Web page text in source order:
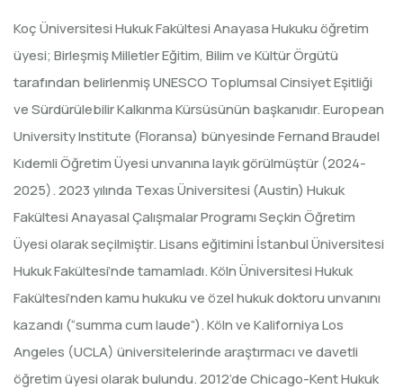
Koç Üniversitesi Hukuk Fakültesi Anayasa Hukuku öğretim
üyesi; Birleşmiş Milletler Eğitim, Bilim ve Kültür Örgütü
tarafından belirlenmiş UNESCO Toplumsal Cinsiyet Eşitliği
ve Sürdürülebilir Kalkınma Kürsüsünün başkanıdır. European
University Institute (Floransa) bünyesinde Fernand Braudel
Kıdemli Öğretim Üyesi unvanına layık görülmüştür (2024-
2025). 2023 yılında Texas Üniversitesi (Austin) Hukuk
Fakültesi Anayasal Çalışmalar Programı Seçkin Öğretim
Üyesi olarak seçilmiştir. Lisans eğitimini İstanbul Üniversitesi
Hukuk Fakültesi’nde tamamladı. Köln Üniversitesi Hukuk
Fakültesi’nden kamu hukuku ve özel hukuk doktoru unvanını
kazandı (“summa cum laude”). Köln ve Kaliforniya Los
Angeles (UCLA) üniversitelerinde araştırmacı ve davetli
öğretim üyesi olarak bulundu. 2012’de Chicago-Kent Hukuk